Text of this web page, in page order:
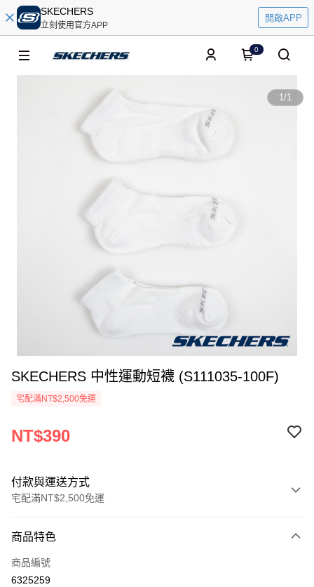
SKECHERS
立刻使用官方APP
開啟APP
0
1/1
SKECHERS 中性運動短襪 (S111035-100F)
宅配滿NT$2,500免運
NT$390
付款與運送方式
宅配滿NT$2,500免運
信用卡一次付款
LINE Pay
商品特色
商品編號
6325259